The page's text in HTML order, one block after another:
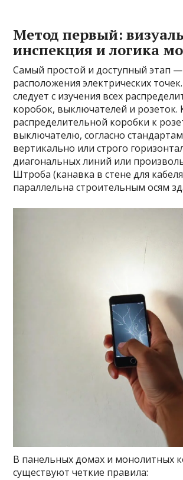
Метод первый:
инспекция и логика
Самый простой и доступный этап —
расположения электрических
следует с изучения всех
коробок, выключателей и розеток.
распределительной коробки к
выключателю, согласно
вертикально или строго
диагональных линий или
Штроба (канавка в стене для
параллельна строительным осям
В панельных домах и монолитных
существуют четкие правила: